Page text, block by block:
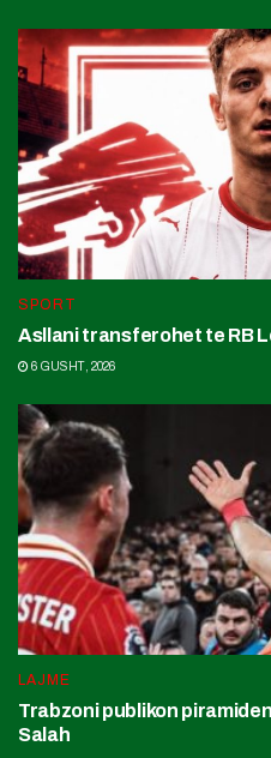
SPORT
Asllani transferohet te RB
6 GUSHT, 2026
LAJME
Trabzoni publikon
Salah